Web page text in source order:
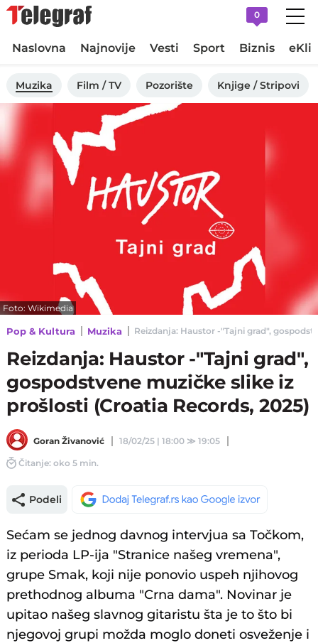
0
Naslovna Najnovije Vesti Sport Biznis
Muzika Film / TV Pozorište Knjige / Stripovi
Foto: Wikimedia
Pop & Kultura Muzika Reizdanja: Haustor -"Tajni grad",
Reizdanja: Haustor -"Tajni grad",
gospodstvene muzičke slike iz
prošlosti (Croatia Records, 2025)
Goran Živanović 18/02/25 | 18:00 ≫19:05
Čitanje: oko 5 min.
Podeli
Sećam se jednog davnog intervjua sa Točkom,
iz perioda LP-ija "Stranice našeg vremena",
grupe Smak, koji nije ponovio uspeh njihovog
prethodnog albuma "Crna dama". Novinar je
upitao našeg slavnog gitaristu šta je to što bi
njegovoj grupi možda moglo doneti osveženje i